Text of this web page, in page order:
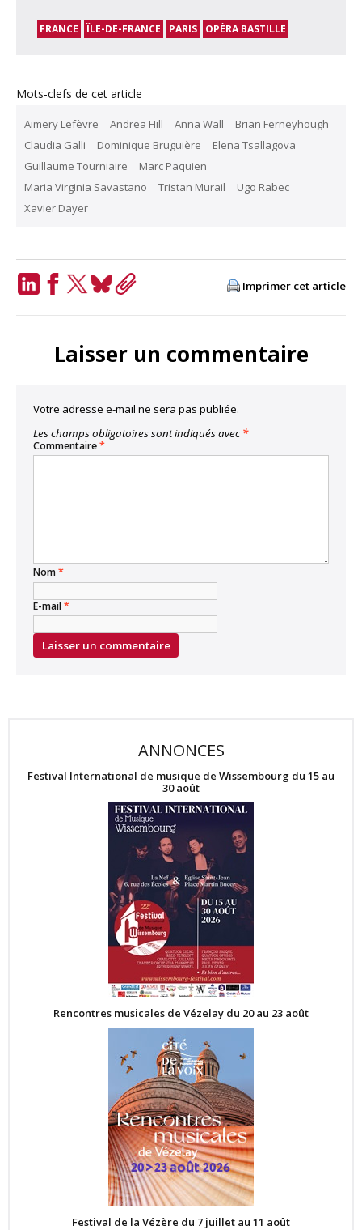
FRANCE ÎLE-DE-FRANCE PARIS OPÉRA BASTILLE
Mots-clefs de cet article
Aimery Lefèvre Andrea Hill Anna Wall
Brian Ferneyhough
Claudia Galli
Dominique Bruguière
Elena Tsallagova
Guillaume Tourniaire
Marc Paquien
Maria Virginia Savastano
Tristan Murail
Ugo Rabec
Xavier Dayer
Imprimer cet article
Laisser un commentaire
Votre adresse e-mail ne sera pas publiée.
Les champs obligatoires sont indiqués avec *
Commentaire*
Nom*
E-mail*
ANNONCES
Festival International de musique de Wissembourg du 15 au
30 août
Rencontres musicales de Vézelay du 20 au 23 août
Festival de la Vézère du 7 juillet au 11 août